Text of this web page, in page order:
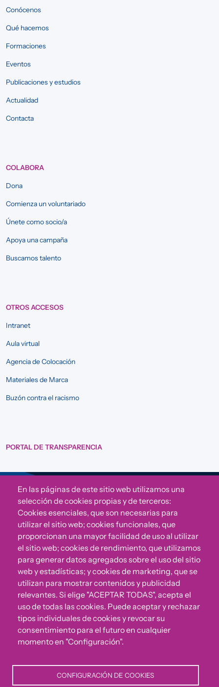
Conócenos
Qué hacemos
Formaciones
Eventos
Publicaciones y estudios
Actualidad
Contacta
COLABORA
Dona
Comienza un voluntariado
Únete como socio/a
Apoya una campaña
Buscamos talento
OTROS ACCESOS
Intranet
Aula virtual
Agencia de Colocación
Materiales de Marca
Buzón contra el racismo
PORTAL DE TRANSPARENCIA
Sigue a Comunidad CONVIVE
¿Algo no va bien?
Puedes reportar incumplimientos del Código Ético u
otras irregularidades que detectes en nuestra Fundación.
Canal de denuncias
En las páginas de este sitio web utilizamos una
selección de cookies propias y de terceros:
Cookies esenciales, que son necesarias para
utilizar el sitio web; cookies funcionales, que
proporcionan una mayor facilidad de uso al utilizar
el sitio web; cookies de rendimiento, que utilizamos
para generar datos agregados sobre el uso del sitio
web y estadísticas; y cookies de marketing, que se
utilizan para mostrar contenidos y publicidad
relevantes. Si elige "ACEPTAR TODAS", acepta el
uso de todas las cookies. Puede aceptar y rechazar
tipos individuales de cookies y revocar su
consentimiento para el futuro en cualquier
momento en "Configuración".
CONFIGURACIÓN DE COOKIES